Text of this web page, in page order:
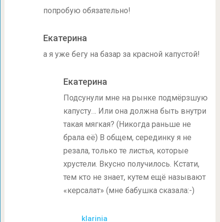
попробую обязательно!
Екатерина
а я уже бегу на базар за красной капустой!
Екатерина
Подсунули мне на рынке подмёрзшую
капусту… Или она должна быть внутри
такая мягкая? (Никогда раньше не
брала её) В общем, серединку я не
резала, только те листья, которые
хрустели. Вкусно получилось. Кстати,
тем кто не знает, кутем ещё называют
«керсалат» (мне бабушка сказала:-)
klarinia